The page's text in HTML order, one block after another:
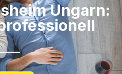
Ungarn: